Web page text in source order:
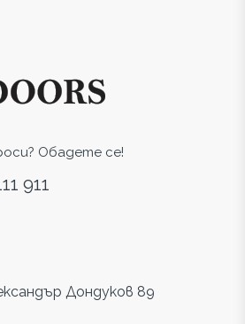
Обадете се!
911
Дондуков 89